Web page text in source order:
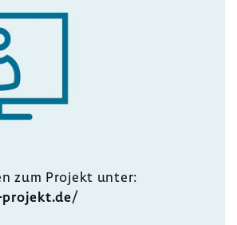
zum Projekt unter:
​projekt.de/